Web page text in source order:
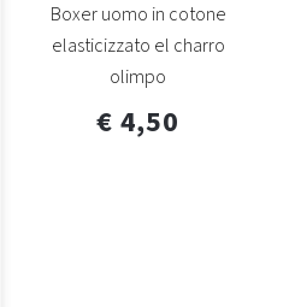
Boxer uomo in cotone
elasticizzato el charro
olimpo
€ 4,50